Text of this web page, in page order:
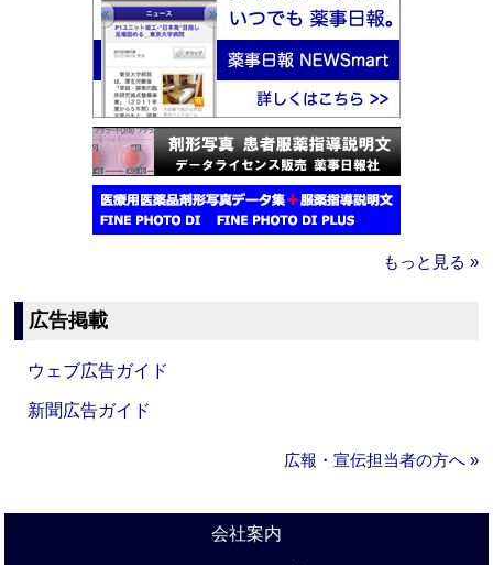
もっと見る »
広告掲載
ウェブ広告ガイド
新聞広告ガイド
広報・宣伝担当者の方へ »
会社案内